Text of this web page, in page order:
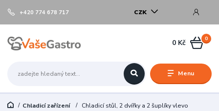
Menu
CZK
+420 774 678 717
0
0 Kč
Chladicí zařízení Chladicí stůl, 2 dvířky a 2 šuplíky vlevo